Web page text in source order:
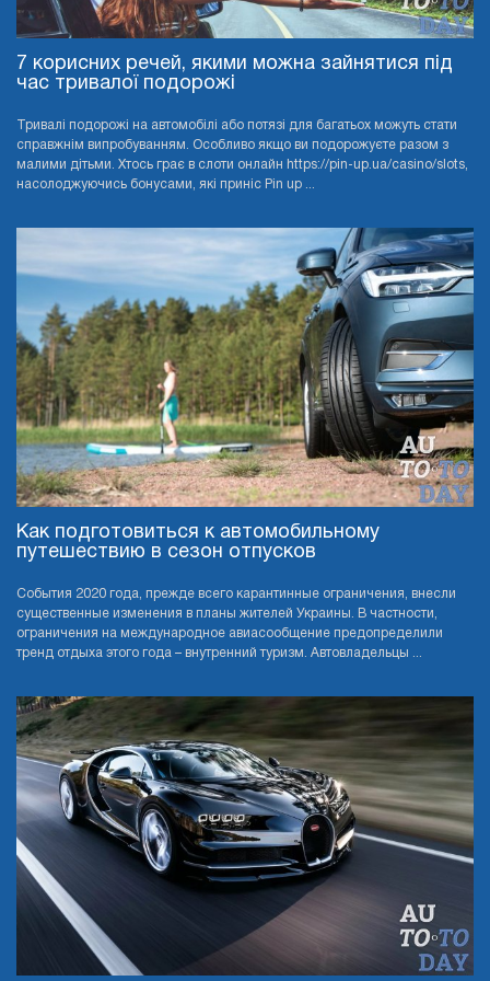
7 корисних речей, якими можна зайнятися під
час тривалої подорожі
Тривалі подорожі на автомобілі або потязі для багатьох можуть стати
справжнім випробуванням. Особливо якщо ви подорожуєте разом з
малими дітьми. Хтось грає в слоти онлайн https://pin-up.ua/casino/slots,
насолоджуючись бонусами, які приніс Pin up ...
Как подготовиться к автомобильному
путешествию в сезон отпусков
События 2020 года, прежде всего карантинные ограничения, внесли
существенные изменения в планы жителей Украины. В частности,
ограничения на международное авиасообщение предопределили
тренд отдыха этого года – внутренний туризм. Автовладельцы ...